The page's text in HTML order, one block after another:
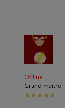
Offline
Grand maitre
★★★★★